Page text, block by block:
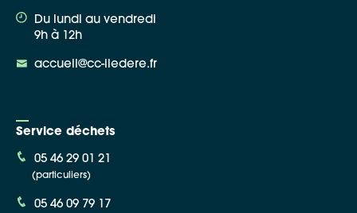
Du lundi au vendredi
9h à 12h
accueil@cc-iledere.fr
Service déchets
05 46 29 01 21
(particuliers)
05 46 09 79 17